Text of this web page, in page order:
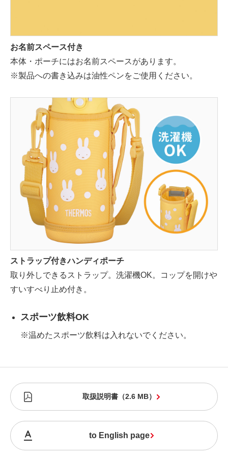
お名前スペース付き
本体・ポーチにはお名前スペースがあります。
※製品への書き込みは油性ペンをご使用ください。
ストラップ付きハンディポーチ
取り外しできるストラップ。洗濯機OK。コップを開けや
すいすべり止め付き。
スポーツ飲料OK
※温めたスポーツ飲料は入れないでください。
取扱説明書 （2.6 MB）
to English page